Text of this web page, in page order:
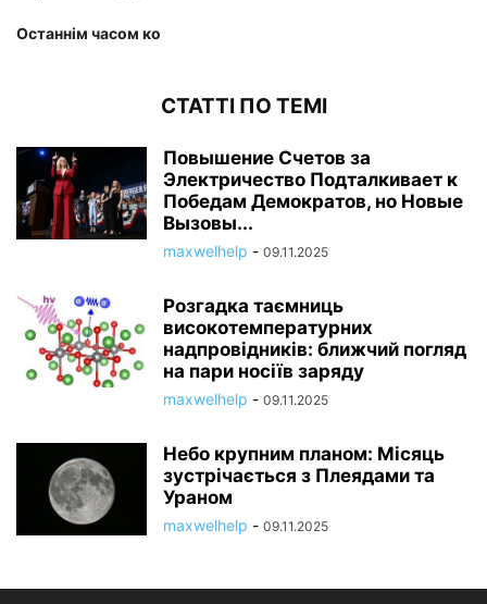
Останнім часом ко
СТАТТІ ПО ТЕМІ
Повышение Счетов за
Электричество Подталкивает к
Победам Демократов, но Новые
Вызовы...
maxwelhelp - 09.11.2025
Розгадка таємниць
високотемпературних
надпровідників: ближчий погляд
на пари носіїв заряду
maxwelhelp - 09.11.2025
Небо крупним планом: Місяць
зустрічається з Плеядами та
Ураном
maxwelhelp - 09.11.2025